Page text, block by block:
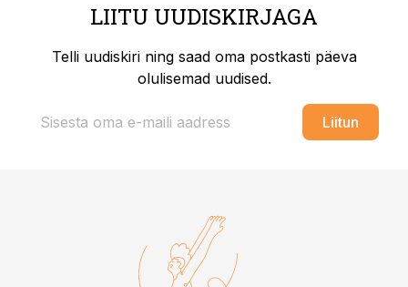
LIITU UUDISKIRJAGA
Telli uudiskiri ning saad oma postkasti päeva
olulisemad uudised.
Liitun